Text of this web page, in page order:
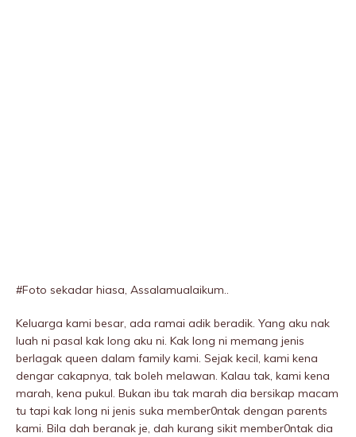
#Foto sekadar hiasa, Assalamualaikum..
Keluarga kami besar, ada ramai adik beradik. Yang aku nak
luah ni pasal kak long aku ni. Kak long ni memang jenis
berIagak queen dalam family kami. Sejak kecil, kami kena
dengar cakapnya, tak boleh meIawan. Kalau tak, kami kena
marah, kena pukuI. Bukan ibu tak marah dia bersikap macam
tu tapi kak long ni jenis suka member0ntak dengan parents
kami. Bila dah beranak je, dah kurang sikit member0ntak dia